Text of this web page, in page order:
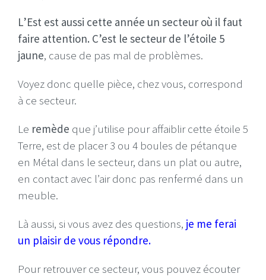
L’Est est aussi cette année un secteur où il faut
faire attention. C’est le secteur de l’étoile 5
jaune, cause de pas mal de problèmes.
Voyez donc quelle pièce, chez vous, correspond
à ce secteur.
Le remède que j’utilise pour affaiblir cette étoile 5
Terre, est de placer 3 ou 4 boules de pétanque
en Métal dans le secteur, dans un plat ou autre,
en contact avec l’air donc pas renfermé dans un
meuble.
Là aussi, si vous avez des questions, je me ferai
un plaisir de vous répondre.
Pour retrouver ce secteur, vous pouvez écouter